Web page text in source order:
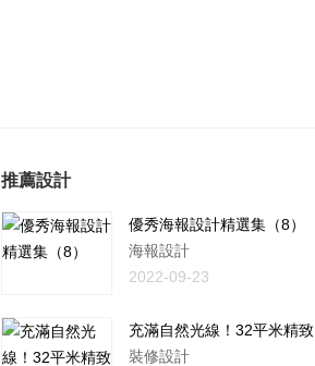
推薦設計
優秀海報設計精選集（8）
海報設計
2022-09-23
充滿自然光線！32平米精致
裝修設計